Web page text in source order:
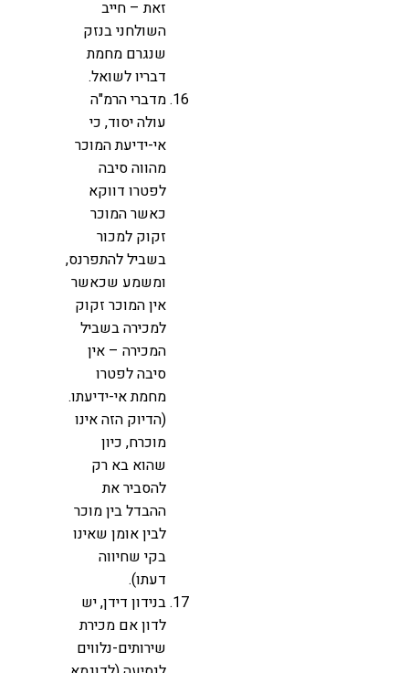
זאת – חייב
השולחני בנזק
שנגרם מחמת
דבריו לשואל.
מדברי הרמ"ה
עולה יסוד, כי
אי-ידיעת המוכר
מהווה סיבה
לפטרו דווקא
כאשר המוכר
זקוק למכור
בשביל להתפרנס,
ומשמע שכאשר
אין המוכר זקוק
למכירה בשביל
המכירה – אין
סיבה לפטרו
מחמת אי-ידיעתו.
(הדיוק הזה אינו
מוכרח, כיון
שהוא בא רק
להסביר את
ההבדל בין מוכר
לבין אומן שאינו
בקי שחיווה
דעתו).
בנידון דידן, יש
לדון אם מכירת
שירותים-נלווים